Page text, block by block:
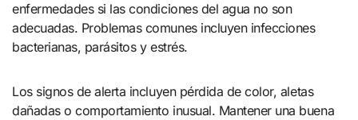
enfermedades si las condiciones del agua no son
adecuadas. Problemas comunes incluyen infecciones
bacterianas, parásitos y estrés.
Los signos de alerta incluyen pérdida de color, aletas
dañadas o comportamiento inusual. Mantener una buena